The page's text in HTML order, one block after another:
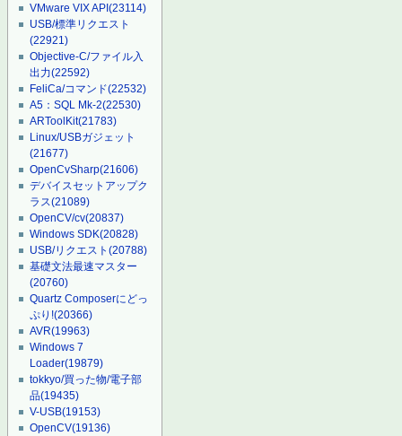
VMware VIX API(23114)
USB/標準リクエスト
(22921)
Objective-C/ファイル入
出力(22592)
FeliCa/コマンド(22532)
A5：SQL Mk-2(22530)
ARToolKit(21783)
Linux/USBガジェット
(21677)
OpenCvSharp(21606)
デバイスセットアップク
ラス(21089)
OpenCV/cv(20837)
Windows SDK(20828)
USB/リクエスト(20788)
基礎文法最速マスター
(20760)
Quartz Composerにどっ
ぷり!(20366)
AVR(19963)
Windows 7
Loader(19879)
tokkyo/買った物/電子部
品(19435)
V-USB(19153)
OpenCV(19136)